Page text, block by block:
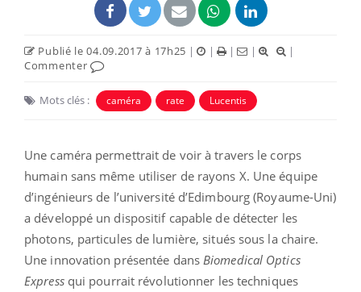
Publié le 04.09.2017 à 17h25 | | | |
|
Commenter
Mots clés : caméra rate Lucentis
Une caméra permettrait de voir à travers le corps
humain sans même utiliser de rayons X. Une équipe
d’ingénieurs de l’université d’Edimbourg (Royaume-Uni)
a développé un dispositif capable de détecter les
photons, particules de lumière, situés sous la chaire.
Une innovation présentée dans Biomedical Optics
Expressqui pourrait révolutionner les techniques